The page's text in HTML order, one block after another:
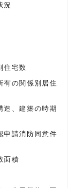
宅数
の関係別居住
、建築の時期
請消防同意件
積